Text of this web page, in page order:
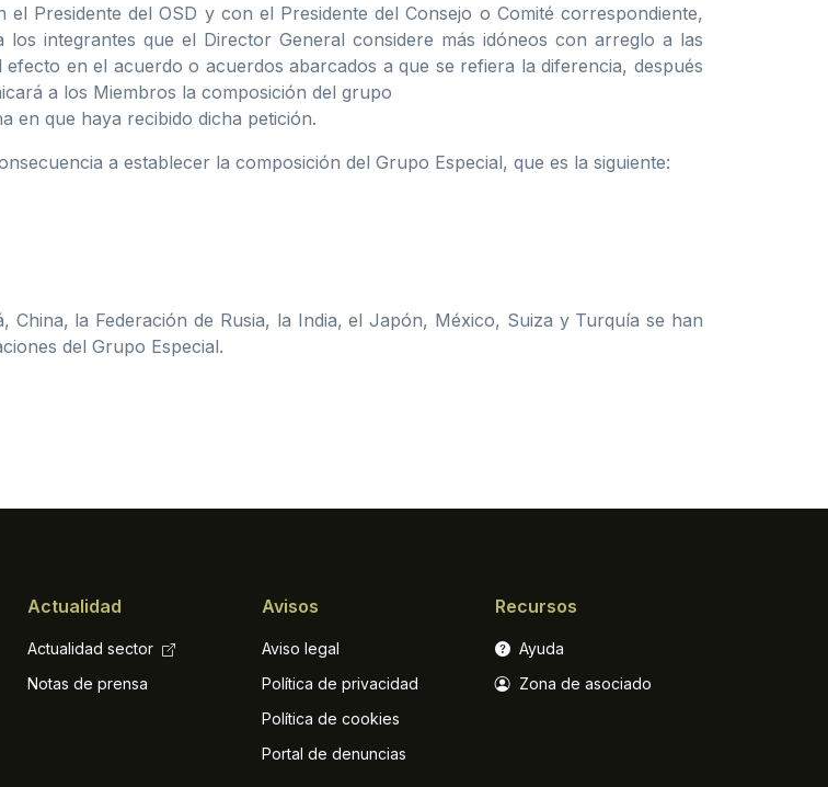
Presidente del OSD y con el Presidente del Consejo o Comité correspondiente,
integrantes que el Director General considere más idóneos con arreglo a las
en el acuerdo o acuerdos abarcados a que se refiera la diferencia, después
a los Miembros la composición del grupo
en que haya recibido dicha petición.
a establecer la composición del Grupo Especial, que es la siguiente:
China, la Federación de Rusia, la India, el Japón, México, Suiza y Turquía se han
del Grupo Especial.
Actualidad
Actualidad sector
Notas de prensa
Avisos
Aviso legal
Política de privacidad
Política de cookies
Portal de denuncias
Recursos
Ayuda
Zona de asociado